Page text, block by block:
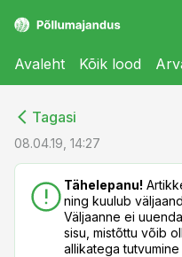
Avaleht Kõik lood
Tagasi
08.04.19, 14:27
Tähelepanu!
ning kuulub
Väljaanne ei
sisu, mistõttu võib
allikatega tutvumine